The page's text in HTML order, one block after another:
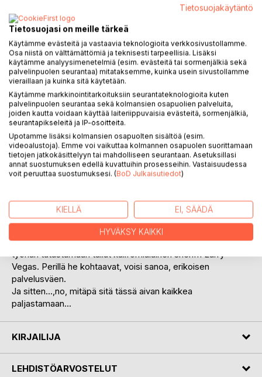
LISÄÄ OSTOSKORIIN
Lisää muistilistalle
Arvostele tuote
KUVAUS
Eräänä myrskyisenä yönä poliisiaseman yöpäivystäjä saa
hätäpuhelun Hyrskyn saarella sijaitsevalta kartanolta.
Rikosylietsivä Steve Newton saa tehtäväkseen selvittää
mitä kartanolla on tapahtunut. Mukaan lähtee rikospoliisin
työhän tutustumaan tullut kalifornialainen sheriffi Larry
Vegas. Perillä he kohtaavat, voisi sanoa, erikoisen
palvelusväen.
Ja sitten...,no, mitäpä sitä tässä aivan kaikkea
paljastamaan...
KIRJAILIJA
LEHDISTÖARVOSTELUT
Tietosuojakäytäntö
Tietosuojasi on meille tärkeä
Käytämme evästeitä ja vastaavia teknologioita verkkosivustollamme.
Osa niistä on välttämättömiä ja teknisesti tarpeellisia. Lisäksi
käytämme analyysimenetelmiä (esim. evästeitä tai sormenjälkiä sekä
palvelinpuolen seurantaa) mitataksemme, kuinka usein sivustollamme
vieraillaan ja kuinka sitä käytetään.
Käytämme markkinointitarkoituksiin seurantateknologioita kuten
palvelinpuolen seurantaa sekä kolmansien osapuolien palveluita,
joiden kautta voidaan käyttää laiteriippuvaisia evästeitä, sormenjälkiä,
seurantapikseleitä ja IP-osoitteita.
Upotamme lisäksi kolmansien osapuolten sisältöä (esim.
videoalustoja). Emme voi vaikuttaa kolmannen osapuolen suorittamaan
tietojen jatkokäsittelyyn tai mahdolliseen seurantaan. Asetuksillasi
annat suostumuksen edellä kuvattuihin prosesseihin. Vastaisuudessa
voit peruuttaa suostumuksesi. (BoD Julkaisutiedot)
KIELLÄ EI, SÄÄDÄ
HYVÄKSY KAIKKI